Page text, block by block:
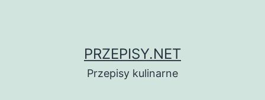
PRZEPISY.NET
Przepisy kulinarne